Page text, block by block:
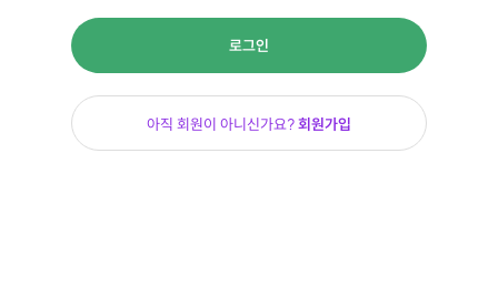
로그인
아직 회원이 아니신가요?회원가입